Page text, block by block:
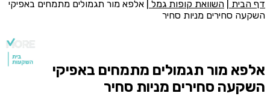
דף הבית השוואת קופות גמל
אלפא מור תגמולים מתמחים באפיקי
השקעה סחירים מניות סחיר
אלפא מור תגמולים מתמחים באפיקי
השקעה סחירים מניות סחיר
אני מאשר את תנאיי השימוש והפרטיות של האתר